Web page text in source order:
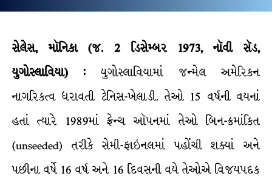
સેલેસ,મૉનિકા(જ. 2 ડિસેમ્બર 1973,નૉવી સૅડ,
યુગોસ્લાવિયા) : યુગોસ્લાવિયામાં જન્મેલ અમેરિકન
નાગરિકત્વ ધરાવતી ટેનિસ-ખેલાડી. તેઓ 15 વર્ષની વયનાં
હતાં ત્યારે 1989માં ફ્રેન્ચ ઑપનમાં તેઓ બિન-ક્રમાંકિત
(unseeded) તરીકે સેમી-ફાઇનલમાં પહોંચી શક્યાં અને
પછીના વર્ષે 16 વર્ષ અને 16 દિવસની વયે તેઓએ વિજયપદક